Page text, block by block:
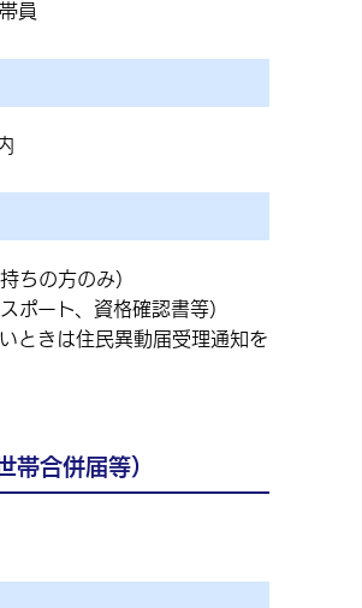
員
ちの方のみ）
ポート、資格確認書等）
ときは住民異動届受理通知を
帯合併届等）